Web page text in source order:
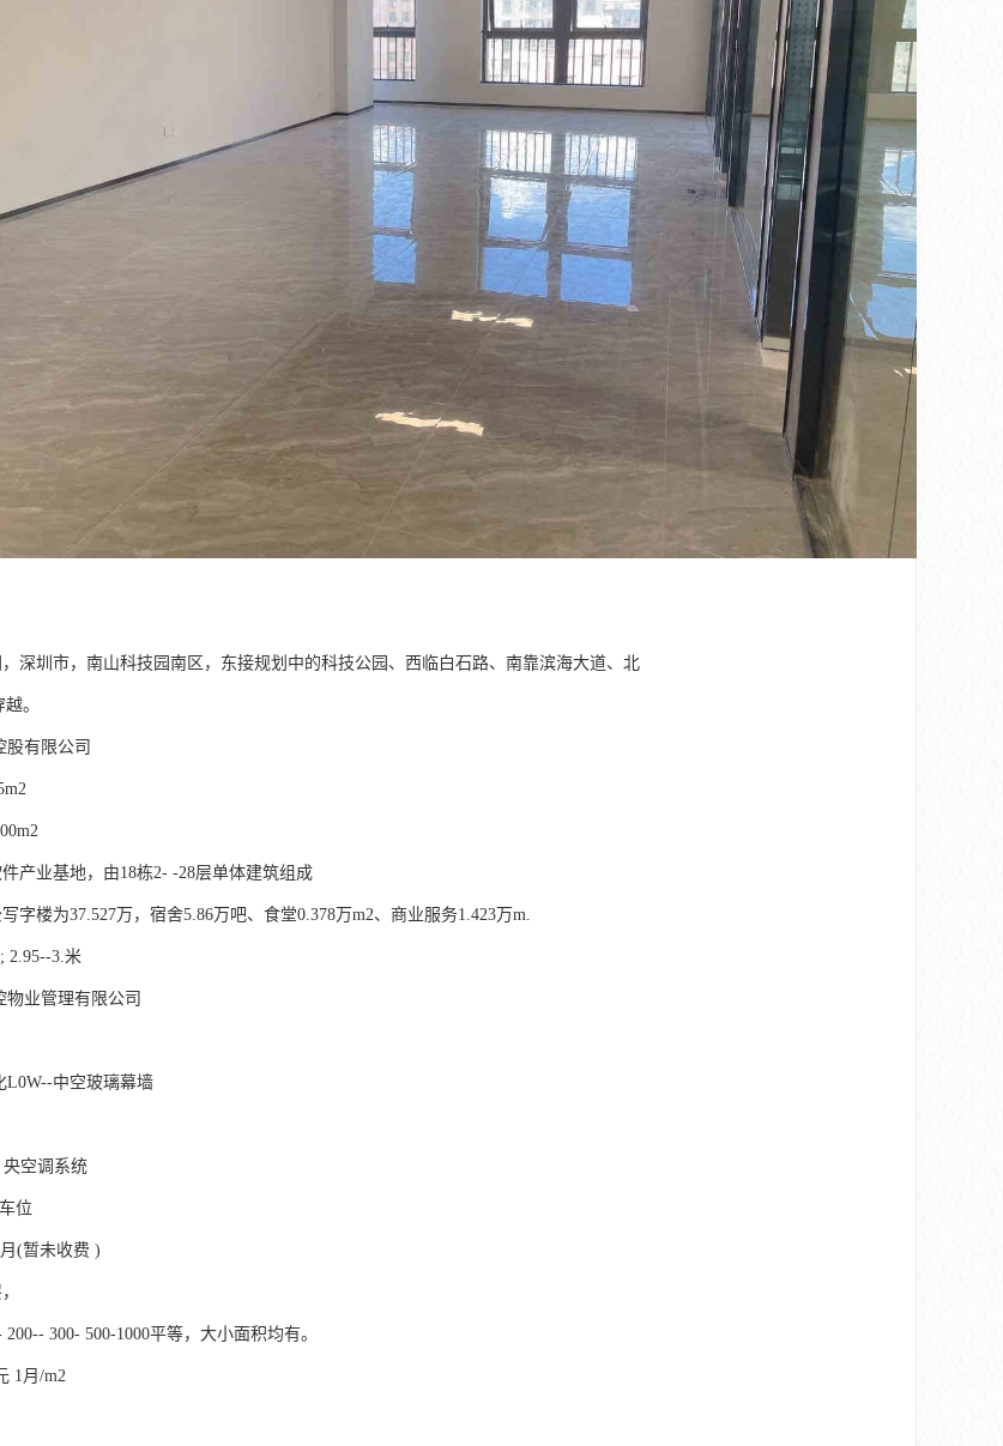
深圳市，南山科技园南区，东接规划中的科技公园、西临白石路、南靠滨海大道、北
。
有限公司
产业基地，由18栋2- -28层单体建筑组成
字楼为37.527万，宿舍5.86万吧、食堂0.378万m2、商业服务1.423万m.
2.95--3.米
业管理有限公司
L0W--中空玻璃幕墙
央空调系统
位
(暂未收费 )
300- 500-1000平等，大小面积均有。
1月/m2